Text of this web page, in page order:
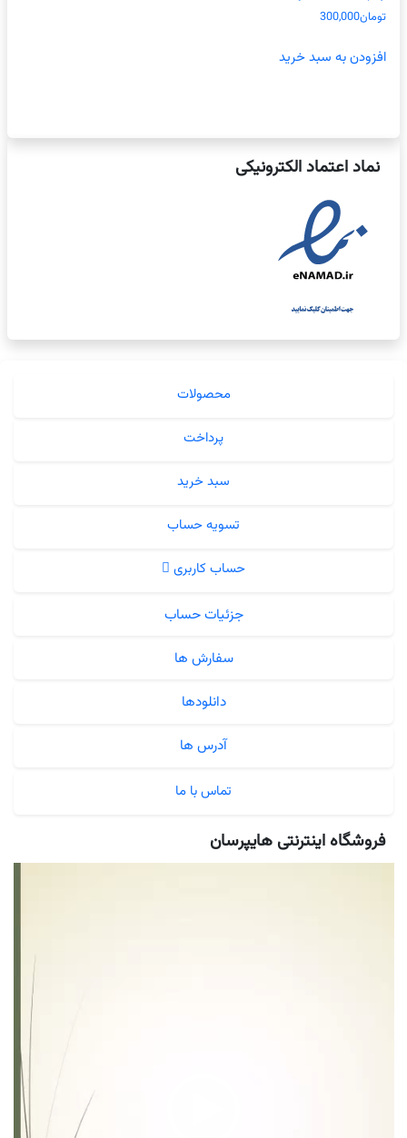
تومان300,000
افزودن به سبد خرید
نماد اعتماد الکترونیکی
محصولات
پرداخت
سبد خرید
تسویه حساب
حساب کاربری
جزئیات حساب
سفارش ها
دانلودها
آدرس ها
تماس با ما
فروشگاه اینترنتی هایپرسان